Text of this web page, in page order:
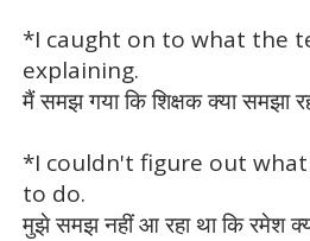
*I caught on to what the
explaining.
मैं समझ गया कि शिक्षक क्या समझा
*I couldn't figure out
to do.
मुझे समझ नहीं आ रहा था कि रमेश